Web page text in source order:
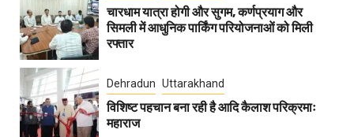
चारधाम यात्रा होगी और सुगम, कर्णप्रयाग और
सिमली में आधुनिक पार्किंग परियोजनाओं को मिली
रफ्तार
Dehradun Uttarakhand
विशिष्ट पहचान बना रही है आदि कैलाश परिक्रमाः
महाराज